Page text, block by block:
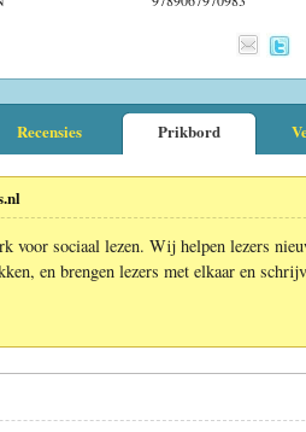
Recensies Prikbord
voor sociaal lezen. Wij helpen lezers
en brengen lezers met elkaar en